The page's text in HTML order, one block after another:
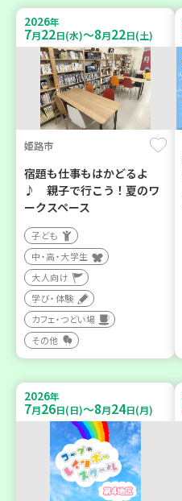
2026年
7月22日(水)～8月22日(土)
姫路市
宿題も仕事もはかどるよ
♪ 親子で行こう！夏のワ
ークスペース
子ども
中・高・大学生
大人向け
学び・体験
カフェ・つどい場
その他
2026年
7月26日(日)～8月24日(月)